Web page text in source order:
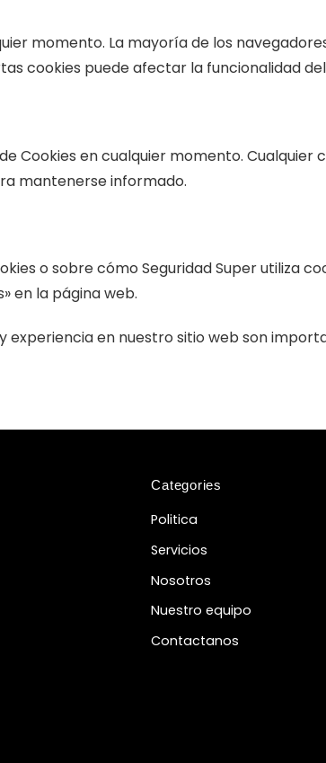
momento. La mayoría de los
cookies puede afectar la funcionalidad
Cookies en cualquier momento. Cualquier
mantenerse informado.
o sobre cómo Seguridad Super utiliza
en la página web.
experiencia en nuestro sitio web son
Categories
Politica
Servicios
Nosotros
Nuestro equipo
Contactanos